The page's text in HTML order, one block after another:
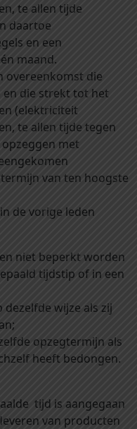
te allen tijde
daartoe
en een
maand.
overeenkomst die
en die strekt tot het
(elektriciteit
te allen tijde tegen
met
van ten hoogste
de vorige leden
niet beperkt worden
tijdstip of in een
wijze als zij
opzegtermijn als
heeft bedongen.
tijd is aangegaan
van producten